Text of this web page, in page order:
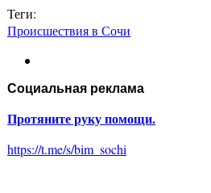
Теги:
Происшествия в Сочи
Социальная реклама
Протяните руку помощи.
https://t.me/s/bim_sochi